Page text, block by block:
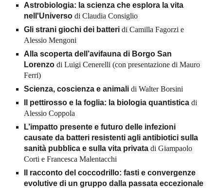
Astrobiologia: la scienza che esplora la vita
nell'Universo di Claudia Consiglio
Gli strani giochi dei batteri di Camilla Fagorzi e
Alessio Mengoni
Alla scoperta dell’avifauna di Borgo San
Lorenzo di Luigi Cenerelli (con presentazione di Mauro
Ferri)
Scienza, coscienza e animali di Walter Borsini
Il pettirosso e la foglia: la biologia quantistica di
Alessio Coppola
L’impatto presente e futuro delle infezioni
causate da batteri resistenti agli antibiotici sulla
sanità pubblica e sulla vita privata di Giampaolo
Corti e Francesca Malentacchi
Il racconto del coccodrillo: fasti e convergenze
evolutive di un gruppo dalla passata eccezionale